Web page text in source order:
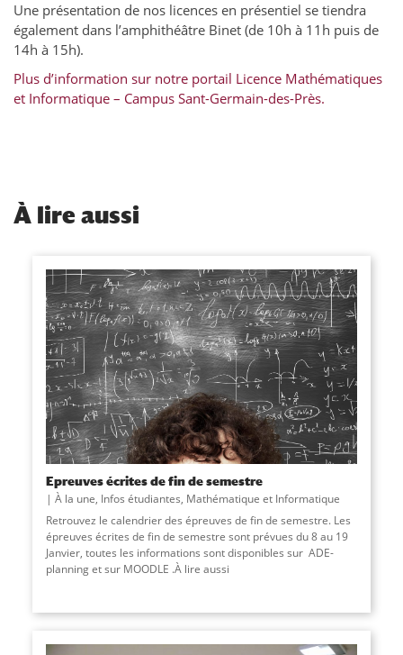
Une présentation de nos licences en présentiel se tiendra
également dans l’amphithéâtre Binet (de 10h à 11h puis de
14h à 15h).
Plus d’information sur notre portail Licence Mathématiques
et Informatique – Campus Sant-Germain-des-Près.
À lire aussi
Epreuves écrites de fin de semestre
À la une, Infos étudiantes, Mathématique et Informatique
Retrouvez le calendrier des épreuves de fin de semestre. Les
épreuves écrites de fin de semestre sont prévues du 8 au 19
Janvier, toutes les informations sont disponibles sur ADE-
planning et sur MOODLE .À lire aussi